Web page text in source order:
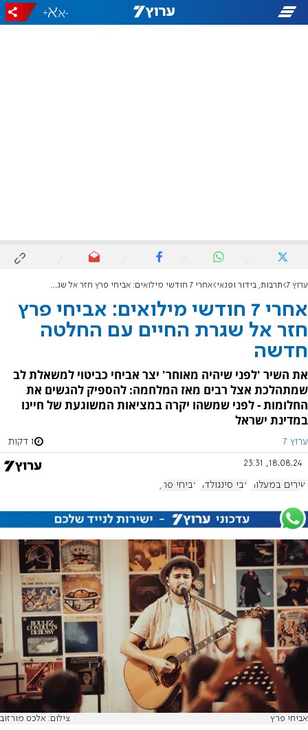
-
+
ערוץ 7 תרבות, בידור ופנאי אחרי 7 חודשי מילואים: אביחי פרץ חזר אל שגרת החיים עם החלטה חדשה
אחרי 7 חודשי מילואים: אביחי פרץ
חזר אל שגרת החיים עם החלטה
חדשה
את השיר 'לפני שיהיה מאוחר' יצר אביחי כביטוי למשאלת לב
שמתהלכת אצל רבים מאז המלחמה: להספיק להגשים את
החלומות - לפני שמשהו יקרה במציאות המשוגעת של חיינו
במדינת ישראל
ערוץ 7 1 דקות
18.08.24, 23:31
שירים במעלות אבי סינגולדה אביחי פרץ
אביחי פרץ צילום: אלכס מורזוב